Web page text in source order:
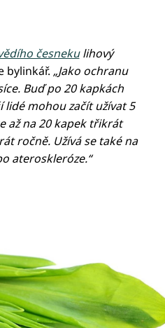
česnekulihový
bylinkář. „Jako ochranu
Buď po 20 kapkách
mohou začít užívat 5
až na 20 kapek třikrát
ročně. Užívá se také na
ateroskleróze.“